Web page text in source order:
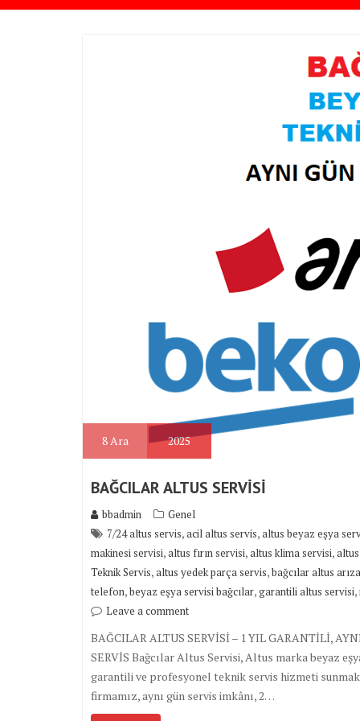
8Ara 2025
BAĞCILAR ALTUS SERVİSİ
bbadmin
Genel
7/24 altus servis,acil altus servis,altus beyaz eşya
makinesi servisi,altus fırın servisi,altus klima servisi,
Teknik Servis,altus yedek parça servis,bağcılar altus
telefon,beyaz eşya servisi bağcılar,garantili altus servisi,
Leave a comment
BAĞCILAR ALTUS SERVİSİ – 1 YIL GARANTİLİ,
SERVİS Bağcılar Altus Servisi, Altus marka beyaz
garantili ve profesyonel teknik servis hizmeti
firmamız, aynı gün servis imkânı, 2…